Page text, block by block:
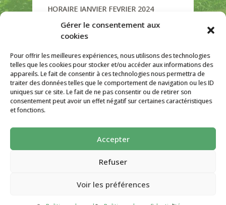
Gérer le consentement aux
cookies
Pour offrir les meilleures expériences, nous utilisons des technologies
telles que les cookies pour stocker et/ou accéder aux informations des
appareils. Le fait de consentir à ces technologies nous permettra de
traiter des données telles que le comportement de navigation ou les ID
uniques sur ce site. Le fait de ne pas consentir ou de retirer son
consentement peut avoir un effet négatif sur certaines caractéristiques
et fonctions.
Accepter
Refuser
Voir les préférences
HORAIRE JANVIER FEVRIER 2024
Soutien de La Province de Liège
JOURNEE PORTES OUVERTES
CATÉGORIES
La ferme Au Moulin 2026 - Tous droits
réservés